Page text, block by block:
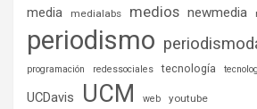
media medialabs medios newmedia
periodismo
programación
redessociales tecnología
UCDavis UCM web youtube